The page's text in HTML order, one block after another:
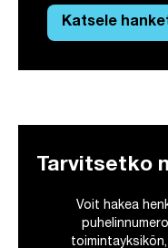
Katsele
Tarvitsetko
Voit hakea